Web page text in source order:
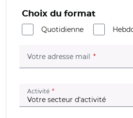
Choix du format
Quotidienne
Votre adresse mail (champ
Activité (champ obligatoire)